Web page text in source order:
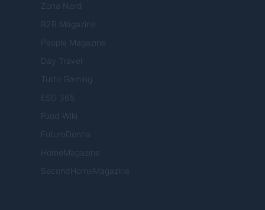
Zona Nerd
B2B Magazine
People Magazine
Day Travel
Tutto Gaming
ESG 365
Food Wiki
FuturoDonna
HomeMagazine
SecondHomeMagazine